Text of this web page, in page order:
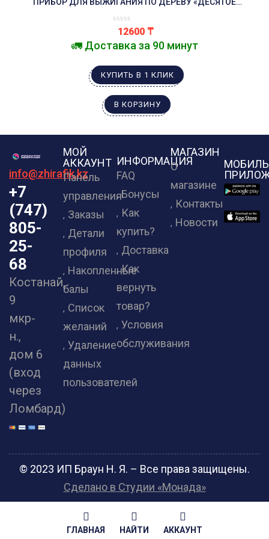
12600 ₸
🚛 Доставка за 90 минут
КУПИТЬ В 1 КЛИК
В КОРЗИНУ
info@zhirafik.kz
+7
(747)
805-
25-
68
Костанай,
9
мкр-
н.,
дом 6
(вход
через
Ломбард)
МОЙ
АККАУНТ
Панель
управления
Заказы
Детали
профиля
Накопленные
балы
Список
желаний
Удаление
данных
пользователей
ИНФОРМАЦИЯ
FAQ
Бонусы
Как
купить?
Доставка
Как
вернуть
товар?
Условия
обслуживания
МАГАЗИН
О
магазине
Контакты
Новости
© 2023 ИП Браун Н. Я. – Все права защищены.
Сделано в Студии «Монада»
ГЛАВНАЯ НАЙТИ АККАУНТ